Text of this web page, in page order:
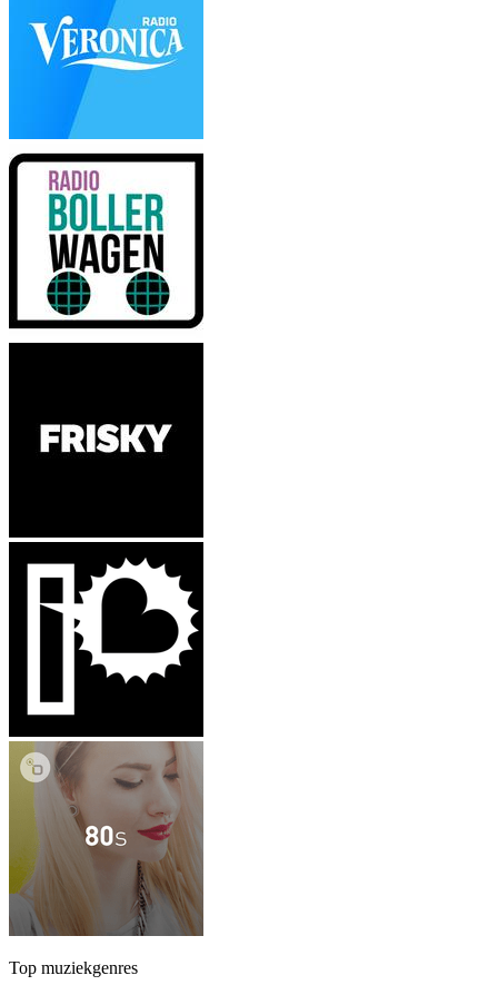
Top muziekgenres